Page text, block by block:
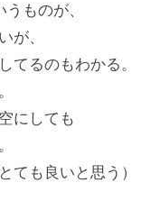
ものが、
が、
てるのもわかる。
にしても
ても良いと思う）